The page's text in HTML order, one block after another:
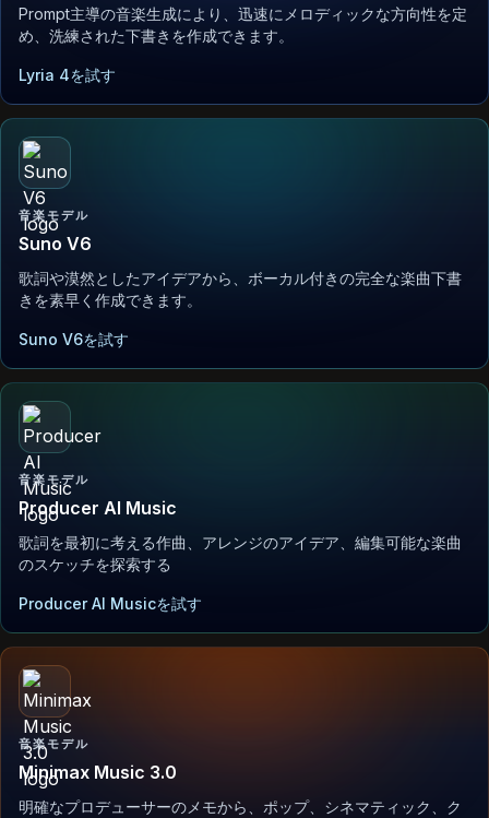
Prompt主導の音楽生成により、迅速にメロディックな方向性を定
め、洗練された下書きを作成できます。
Lyria 4を試す
音楽モデル
Suno V6
歌詞や漠然としたアイデアから、ボーカル付きの完全な楽曲下書
きを素早く作成できます。
Suno V6を試す
音楽モデル
Producer AI Music
歌詞を最初に考える作曲、アレンジのアイデア、編集可能な楽曲
のスケッチを探索する
Producer AI Musicを試す
音楽モデル
Minimax Music 3.0
明確なプロデューサーのメモから、ポップ、シネマティック、ク